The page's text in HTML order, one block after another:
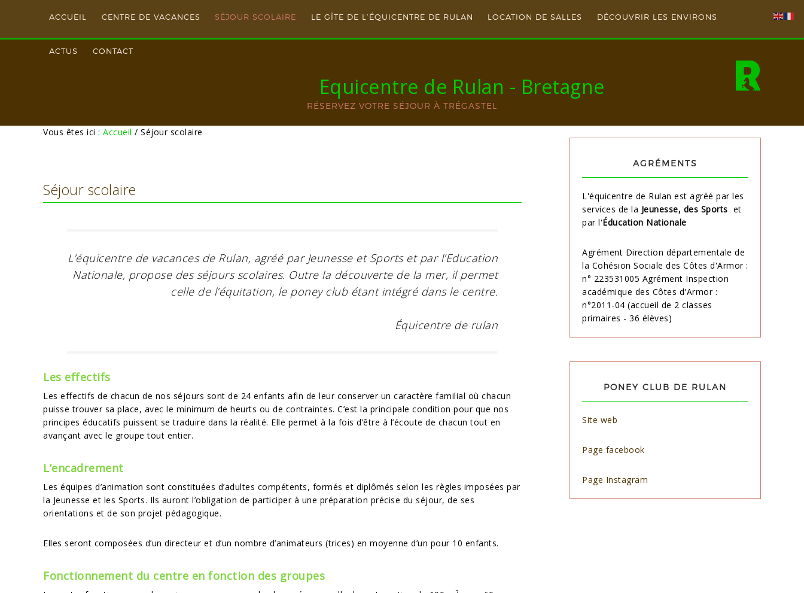
ACCUEIL CENTRE DE VACANCES SÉJOUR SCOLAIRE LE GÎTE DE L’ÉQUICENTRE DE RULAN LOCATION DE SALLES DÉCOUVRIR LES ENVIRONS
ACTUS CONTACT
Equicentre de Rulan - Bretagne
RÉSERVEZ VOTRE SÉJOUR À TRÉGASTEL
Vous êtes ici : Accueil / Séjour scolaire
Séjour scolaire
L’équicentre de vacances de Rulan, agréé par Jeunesse et Sports et par l’Education
Nationale, propose des séjours scolaires. Outre la découverte de la mer, il permet
celle de l’équitation, le poney club étant intégré dans le centre.
Équicentre de rulan
Les effectifs
Les effectifs de chacun de nos séjours sont de 24 enfants afin de leur conserver un caractère familial où chacun
puisse trouver sa place, avec le minimum de heurts ou de contraintes. C’est la principale condition pour que nos
principes éducatifs puissent se traduire dans la réalité. Elle permet à la fois d’être à l’écoute de chacun tout en
avançant avec le groupe tout entier.
L’encadrement
Les équipes d’animation sont constituées d’adultes compétents, formés et diplômés selon les règles imposées par
la Jeunesse et les Sports. Ils auront l’obligation de participer à une préparation précise du séjour, de ses
orientations et de son projet pédagogique.
Elles seront composées d’un directeur et d’un nombre d’animateurs (trices) en moyenne d’un pour 10 enfants.
Fonctionnement du centre en fonction des groupes
AGRÉMENTS
L'équicentre de Rulan est agréé par les
services de la Jeunesse, des Sports et
par l'Éducation Nationale
Agrément Direction départementale de
la Cohésion Sociale des Côtes d'Armor :
n° 223531005 Agrément Inspection
académique des Côtes d'Armor :
n°2011-04 (accueil de 2 classes
primaires - 36 élèves)
PONEY CLUB DE RULAN
Site web
Page facebook
Page Instagram